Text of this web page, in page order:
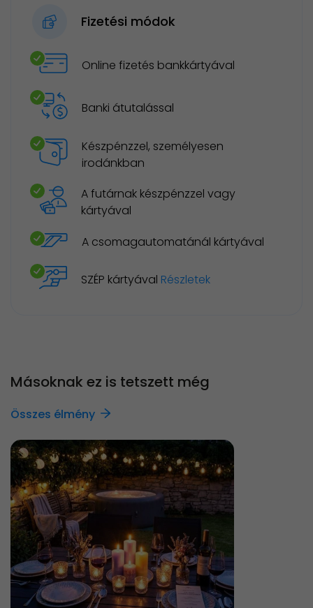
Fizetési módok
Online fizetés bankkártyával
Banki átutalással
Készpénzzel, személyesen
irodánkban
A futárnak készpénzzel vagy
kártyával
A csomagautomatánál kártyával
SZÉP kártyával Részletek
Másoknak ez is tetszett még
Összes élmény